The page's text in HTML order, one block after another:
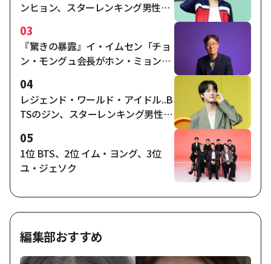
ンヒョン、スターレンキング男性ア
03
『驚きの暴露』イ・イムセン「チョ
ン・モングュ会長がホン・ミョンボ
ターの合意時点は…」"
04
レジェンド・ワールド・アイドル..B
TSのジン、スターレンキング男性ア
05
1位 BTS、2位 イム・ヨング、3位
ユ・ジェソク
編集部おすすめ